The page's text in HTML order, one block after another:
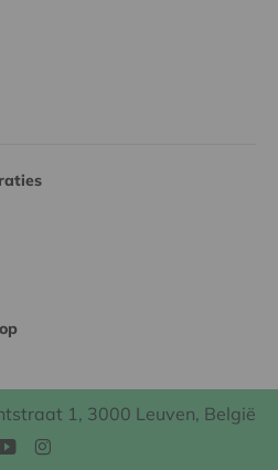
1, 3000 Leuven, België